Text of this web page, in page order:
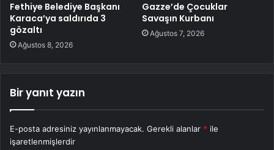
Fethiye Belediye Başkanı
Karaca’ya saldırıda 3
gözaltı
Ağustos 8, 2026
Gazze’de Çocuklar
Savaşın Kurbanı
Ağustos 7, 2026
Bir yanıt yazın
E-posta adresiniz yayınlanmayacak. Gerekli alanlar * ile
işaretlenmişlerdir